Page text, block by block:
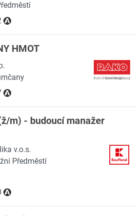
HMOT
m) - budoucí manažer
v.o.s.
Předměstí